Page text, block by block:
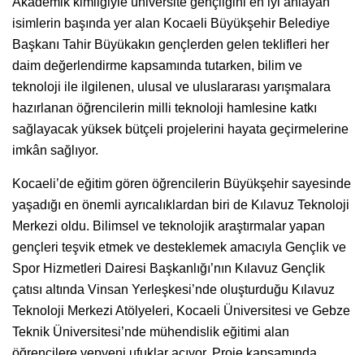
isimlerin başında yer alan Kocaeli Büyükşehir Belediye
Başkanı Tahir Büyükakın gençlerden gelen teklifleri her
daim değerlendirme kapsamında tutarken, bilim ve
teknoloji ile ilgilenen, ulusal ve uluslararası yarışmalara
hazırlanan öğrencilerin milli teknoloji hamlesine katkı
sağlayacak yüksek bütçeli projelerini hayata geçirmelerine
imkân sağlıyor.
Kocaeli’de eğitim gören öğrencilerin Büyükşehir sayesinde
yaşadığı en önemli ayrıcalıklardan biri de Kılavuz Teknoloji
Merkezi oldu. Bilimsel ve teknolojik araştırmalar yapan
gençleri teşvik etmek ve desteklemek amacıyla Gençlik ve
Spor Hizmetleri Dairesi Başkanlığı’nın Kılavuz Gençlik
çatısı altında Vinsan Yerleşkesi’nde oluşturduğu Kılavuz
Teknoloji Merkezi Atölyeleri, Kocaeli Üniversitesi ve Gebze
Teknik Üniversitesi’nde mühendislik eğitimi alan